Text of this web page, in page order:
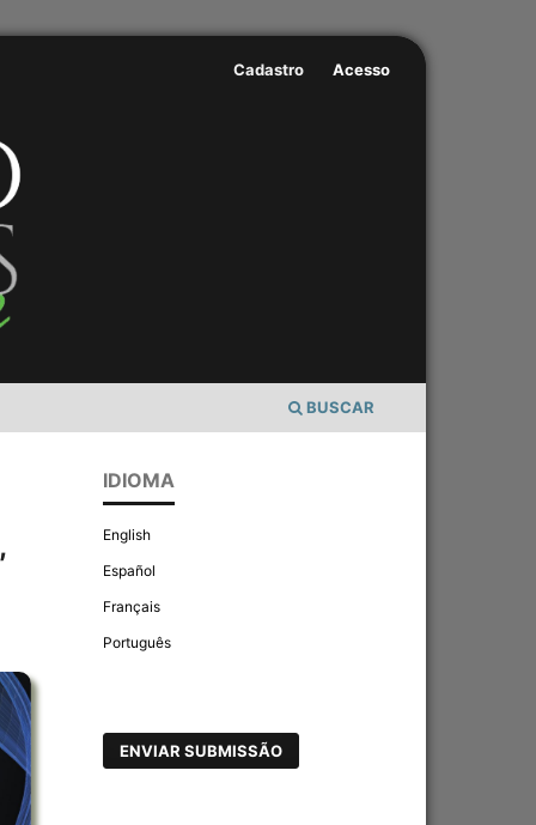
BUSCAR
Cadastro Acesso
IDIOMA
English
Español
Français
Português
ENVIAR SUBMISSÃO